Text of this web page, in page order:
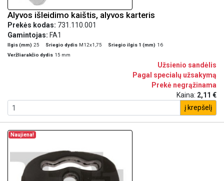
Alyvos išleidimo kaištis, alyvos karteris
Prekės kodas: 731.110.001
Gamintojas: FA1
Ilgis (mm) 25 Sriegio dydis M12x1,75 Sriegio ilgis 1 (mm) 16
Veržliarakčio dydis 15 mm
Užsienio sandėlis
Pagal specialų užsakymą
Prekė negrąžinama
Kaina: 2,11 €
į krepšelį
Naujiena!